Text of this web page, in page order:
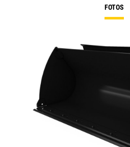
FOTOS